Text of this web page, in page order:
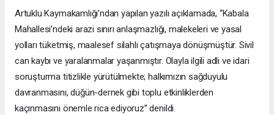
Artuklu Kaymakamlığı’ndan yapılan yazılı açıklamada, “Kabala
Mahallesi’ndeki arazi sınırı anlaşmazlığı, malekeleri ve yasal
yolları tüketmiş, maalesef silahlı çatışmaya dönüşmüştür. Sivil
can kaybı ve yaralanmalar yaşanmıştır. Olayla ilgili adli ve idari
soruşturma titizlikle yürütülmekte; halkımızın sağduyulu
davranmasını, düğün-dernek gibi toplu etkinliklerden
kaçınmasını önemle rica ediyoruz” denildi.